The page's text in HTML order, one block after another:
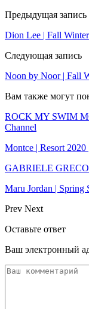
Предыдущая запись
Dion Lee | Fall
Следующая запись
Noon by Noor | Fall
Вам также могут
ROCK MY SWIM
Channel
Montce | Resort
GABRIELE GRECO
Maru Jordan | Spring
Prev Next
Оставьте ответ
Ваш электронный